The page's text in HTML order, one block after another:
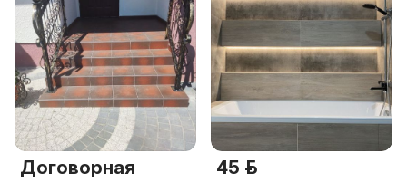
Договорная 45 р.